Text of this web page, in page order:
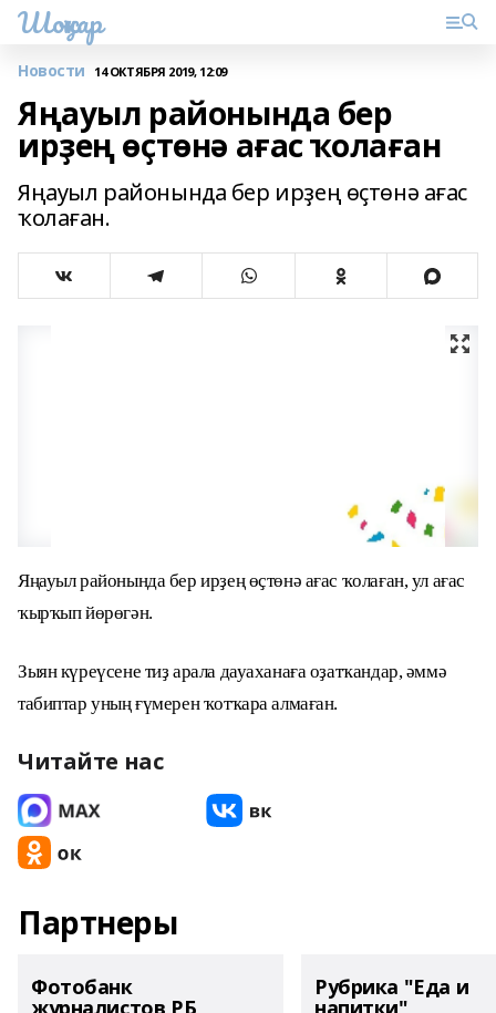
Шоңҡар
Новости 14 ОКТЯБРЯ 2019, 12:09
Яңауыл районында бер
ирҙең өҫтөнә ағас ҡолаған
Яңауыл районында бер ирҙең өҫтөнә ағас
ҡолаған.
Яңауыл районында бер ирҙең өҫтөнә ағас ҡолаған, ул ағас
ҡырҡып йөрөгән.
Зыян күреүсене тиҙ арала дауаханаға оҙатҡандар, әммә
табиптар уның ғүмерен ҡотҡара алмаған.
Читайте нас
Партнеры
Фотобанк
журналистов РБ
Рубрика "Еда и
напитки"